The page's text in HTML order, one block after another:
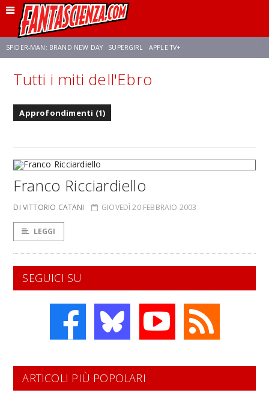
SPIDER-MAN: BRAND NEW DAY SUPERGIRL APPLE TV+
FRANCO RICCIARDIELLO ZENDAYA STAR TREK
Tutti i miti dell'Ebro
Approfondimenti (1)
Franco Ricciardiello
DI VITTORIO CATANI GIOVEDÌ 20 FEBBRAIO 2003
LEGGI
SEGUICI SU
ARTICOLI PIÙ POPOLARI